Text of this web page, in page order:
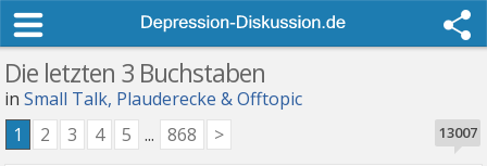
Die letzten 3 Buchstaben
inSmall Talk, Plauderecke & Offtopic
13007
1 2 3 4 5 ... 868 >